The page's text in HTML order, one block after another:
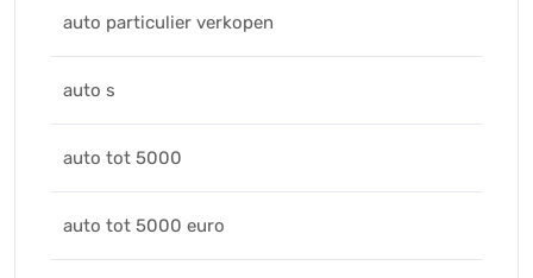
auto particulier verkopen
auto s
auto tot 5000
auto tot 5000 euro